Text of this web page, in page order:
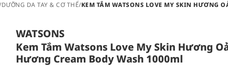
DƯỠNG DA TAY & CƠ THỂ/KEM TẮM WATSONS LOVE MY SKIN HƯƠNG
WATSONS
Kem Tắm Watsons Love My Skin Hương
Hương Cream Body Wash 1000ml